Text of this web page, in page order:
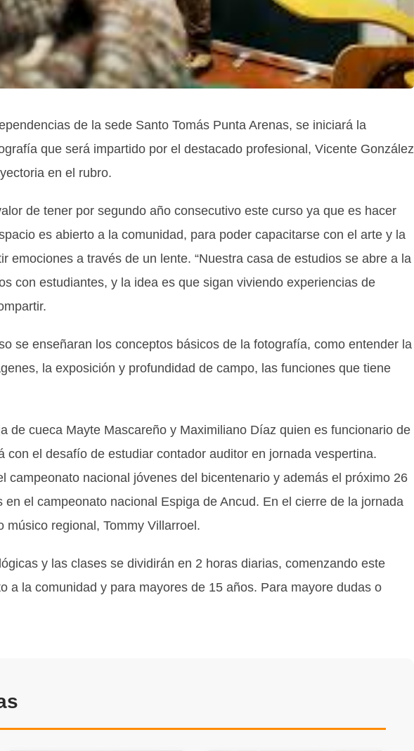
de la sede Santo Tomás Punta Arenas, se iniciará la
que será impartido por el destacado profesional, Vicente González
en el rubro.
de tener por segundo año consecutivo este curso ya que es hacer
es abierto a la comunidad, para poder capacitarse con el arte y la
emociones a través de un lente. “Nuestra casa de estudios se abre a la
con estudiantes, y la idea es que sigan viviendo experiencias de
se enseñaran los conceptos básicos de la fotografía, como entender la
la exposición y profundidad de campo, las funciones que tiene
de cueca Mayte Mascareño y Maximiliano Díaz quien es funcionario de
con el desafío de estudiar contador auditor en jornada vespertina.
campeonato nacional jóvenes del bicentenario y además el próximo 26
el campeonato nacional Espiga de Ancud. En el cierre de la jornada
regional, Tommy Villarroel.
y las clases se dividirán en 2 horas diarias, comenzando este
a la comunidad y para mayores de 15 años. Para mayore dudas o